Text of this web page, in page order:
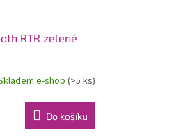
RTR zelené
e-shop(>5 ks)
Do košíku